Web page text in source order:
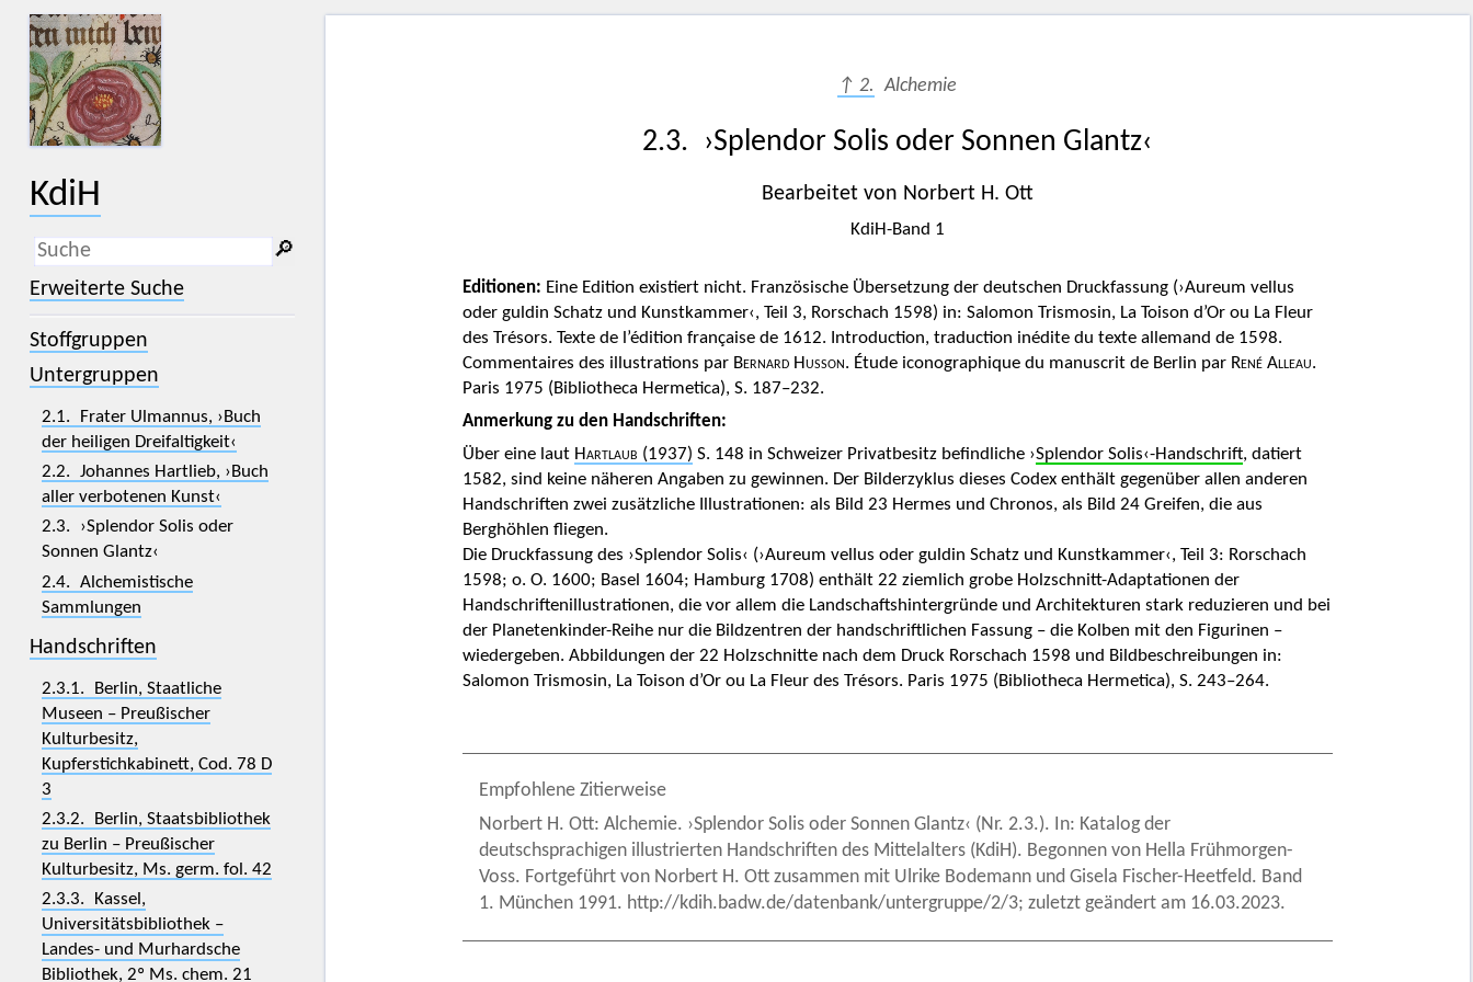
KdiH
_
(der Unterstrich) ist Platzhalter für
genau ein Zeichen.
% (das Prozentzeichen) ist Platzhalter
für kein, ein oder mehr als ein
🔎︎
Erweiterte Suche
Stoffgruppen
Untergruppen
2.1. Frater Ulmannus, ›Buch
der heiligen Dreifaltigkeit‹
2.2. Johannes Hartlieb, ›Buch
aller verbotenen Kunst‹
2.3. ›Splendor Solis oder
Sonnen Glantz‹
2.4. Alchemistische
Sammlungen
Handschriften
2.3.1. Berlin, Staatliche
Museen – Preußischer
Kulturbesitz,
Kupferstichkabinett, Cod. 78 D
3
2.3.2. Berlin, Staatsbibliothek
zu Berlin – Preußischer
Kulturbesitz, Ms. germ. fol. 42
2.3.3. Kassel,
Universitätsbibliothek –
Landes- und Murhardsche
Bibliothek, 2º Ms. chem. 21
↑ 2. Alchemie
2.3. ›Splendor Solis oder Sonnen Glantz‹
Bearbeitet von Norbert H. Ott
KdiH-Band 1
Editionen: Eine Edition existiert nicht. Französische Übersetzung der deutschen Druckfassung (›Aureum vellus
oder guldin Schatz und Kunstkammer‹, Teil 3, Rorschach 1598) in: Salomon Trismosin, La Toison d’Or ou La Fleur
des Trésors. Texte de l’édition française de 1612. Introduction, traduction inédite du texte allemand de 1598.
Commentaires des illustrations par Bernard Husson. Étude iconographique du manuscrit de Berlin par René Alleau.
Paris 1975 (Bibliotheca Hermetica), S. 187–232.
Anmerkung zu den Handschriften:
Über eine laut Hartlaub (1937) S. 148 in Schweizer Privatbesitz befindliche ›Splendor Solis‹-Handschrift, datiert
1582, sind keine näheren Angaben zu gewinnen. Der Bilderzyklus dieses Codex enthält gegenüber allen anderen
Handschriften zwei zusätzliche Illustrationen: als Bild 23 Hermes und Chronos, als Bild 24 Greifen, die aus
Berghöhlen fliegen.
Die Druckfassung des ›Splendor Solis‹ (›Aureum vellus oder guldin Schatz und Kunstkammer‹, Teil 3: Rorschach
1598; o. O. 1600; Basel 1604; Hamburg 1708) enthält 22 ziemlich grobe Holzschnitt-Adaptationen der
Handschriftenillustrationen, die vor allem die Landschaftshintergründe und Architekturen stark reduzieren und bei
der Planetenkinder-Reihe nur die Bildzentren der handschriftlichen Fassung – die Kolben mit den Figurinen –
wiedergeben. Abbildungen der 22 Holzschnitte nach dem Druck Rorschach 1598 und Bildbeschreibungen in:
Salomon Trismosin, La Toison d’Or ou La Fleur des Trésors. Paris 1975 (Bibliotheca Hermetica), S. 243–264.
Empfohlene Zitierweise
Norbert H. Ott: Alchemie. ›Splendor Solis oder Sonnen Glantz‹ (Nr. 2.3.). In: Katalog der
deutschsprachigen illustrierten Handschriften des Mittelalters (KdiH). Begonnen von Hella Frühmorgen-
Voss. Fortgeführt von Norbert H. Ott zusammen mit Ulrike Bodemann und Gisela Fischer-Heetfeld. Band
1. München 1991. http://kdih.badw.de/datenbank/untergruppe/2/3; zuletzt geändert am 16.03.2023.